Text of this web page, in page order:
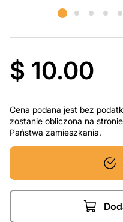
$ 10.00
Cena podana jest bez
zostanie obliczona na
Państwa zamieszkania.